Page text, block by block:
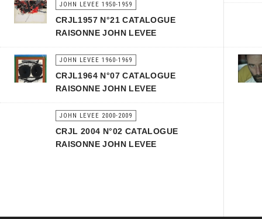
JOHN LEVEE 1950-1959
CRJL1957 N°21 CATALOGUE
RAISONNE JOHN LEVEE
JOHN LEVEE 1960-1969
CRJL1964 N°07 CATALOGUE
RAISONNE JOHN LEVEE
JOHN LEVEE 2000-2009
CRJL 2004 N°02 CATALOGUE
RAISONNE JOHN LEVEE